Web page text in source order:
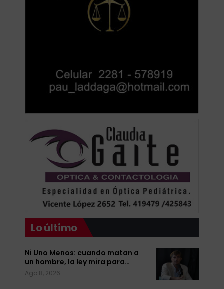
Lo último
Ni Uno Menos: cuando matan a
un hombre, la ley mira para…
Ago 8, 2026